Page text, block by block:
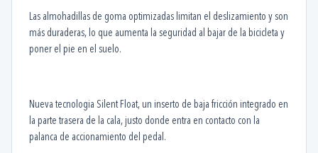
Las almohadillas de goma optimizadas limitan el deslizamiento y son
más duraderas, lo que aumenta la seguridad al bajar de la bicicleta y
poner el pie en el suelo.
Nueva tecnologia Silent Float, un inserto de baja fricción integrado en
la parte trasera de la cala, justo donde entra en contacto con la
palanca de accionamiento del pedal.